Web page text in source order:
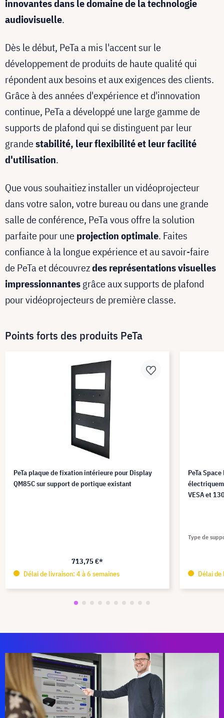
innovantes dans le domaine de la technologie
audiovisuelle.
Dès le début, PeTa a mis l'accent sur le
développement de produits de haute qualité qui
répondent aux besoins et aux exigences des clients.
Grâce à des années d'expérience et d'innovation
continue, PeTa a développé une large gamme de
supports de plafond qui se distinguent par leur
grandestabilité, leur flexibilité et leur facilité
d'utilisation.
Que vous souhaitiez installer un vidéoprojecteur
dans votre salon, votre bureau ou dans une grande
salle de conférence, PeTa vous offre la solution
parfaite pour une projection optimale. Faites
confiance à la longue expérience et au savoir-faire
de PeTa et découvrezdes représentations visuelles
impressionnantesgrâce aux supports de plafond
pour vidéoprojecteurs de première classe.
Points forts des produits PeTa
PeTa plaque de fixation intérieure pour Display
QM85C sur support de portique existant
713,75 €*
Délai de livraison: 4 à 6 semaines
PeTa
VESA et
Type de
Délai de